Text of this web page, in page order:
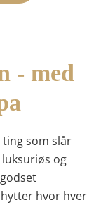
- med
som slår
og
hvor hver